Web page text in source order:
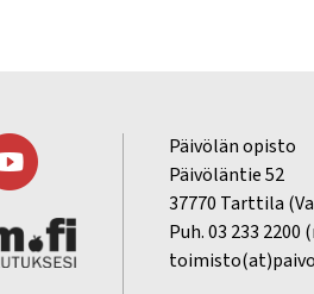
Päivölän opisto
Päivöläntie 52
37770 Tarttila
Puh. 03 233 2200